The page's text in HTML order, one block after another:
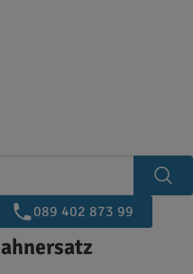
089 402 873 99